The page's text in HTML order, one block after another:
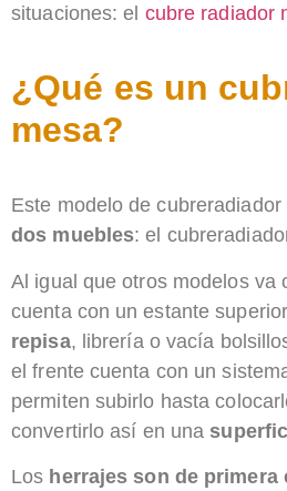
situaciones: el cubre radiador
¿Qué es un
mesa?
Este modelo de
dos muebles: el
Al igual que otros modelos va
cuenta con un estante
repisa,​ librería o vacía
el frente cuenta con un
permiten subirlo hasta
convertirlo así en una
Los h​errajes son de primera